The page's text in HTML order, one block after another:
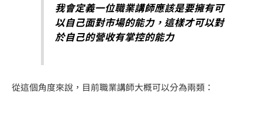
我會定義一位職業講師應該是要擁有可
以自己面對市場的能力，這樣才可以對
於自己的營收有掌控的能力
從這個角度來說，目前職業講師大概可以分為兩類：